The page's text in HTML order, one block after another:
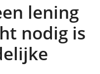
lening
nodig is